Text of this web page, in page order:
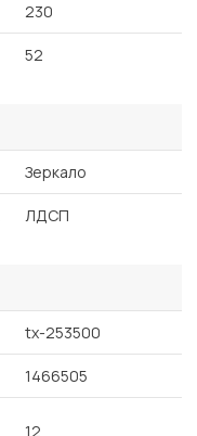
230
52
Зеркало
ЛДСП
tx-253500
1466505
12